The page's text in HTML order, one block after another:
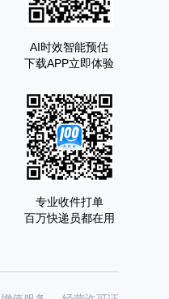
AI时效智能预估
下载APP立即体验
专业收件打单
百万快递员都在用